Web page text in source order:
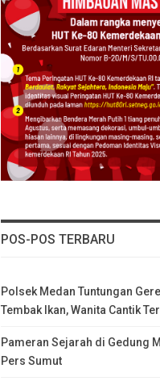
POS-POS TERBARU
Polsek Medan Tuntungan
Tembak Ikan, Wanita Cantik
Pameran Sejarah di Gedung
Pers Sumut